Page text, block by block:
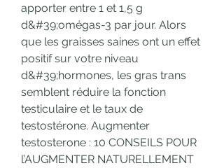
apporter entre 1 et 1,5 g
d&#39;omégas-3 par jour. Alors
que les graisses saines ont un effet
positif sur votre niveau
d&#39;hormones, les gras trans
semblent réduire la fonction
testiculaire et le taux de
testostérone. Augmenter
testosterone : 10 CONSEILS POUR
l’AUGMENTER NATURELLEMENT